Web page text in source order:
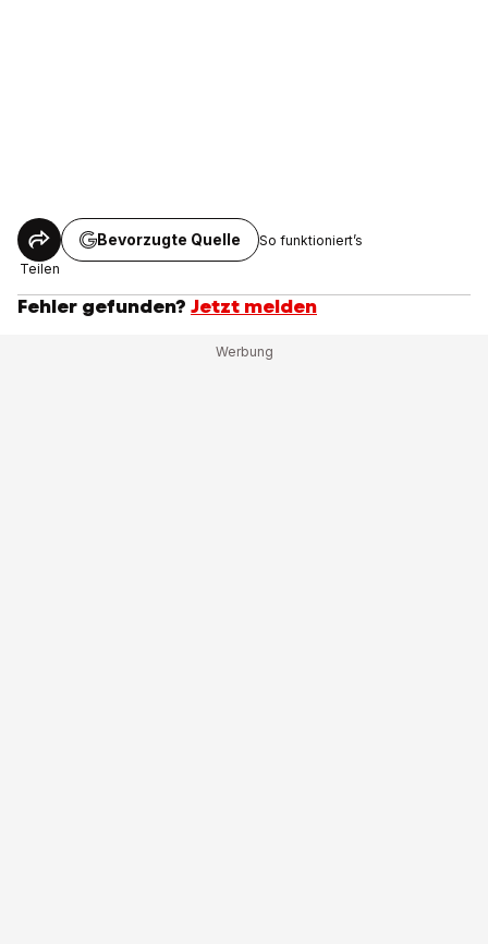
Teilen
Bevorzugte Quelle So funktioniert’s
Fehler gefunden? Jetzt melden